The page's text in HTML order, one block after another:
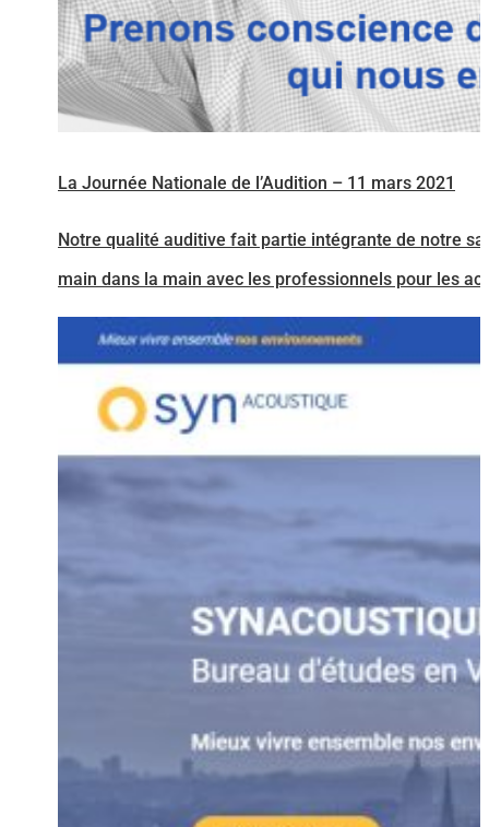
La Journée Nationale de l’Audition – 11 mars 2021
Notre qualité auditive fait partie intégrante de notre
main dans la main avec les professionnels pour les